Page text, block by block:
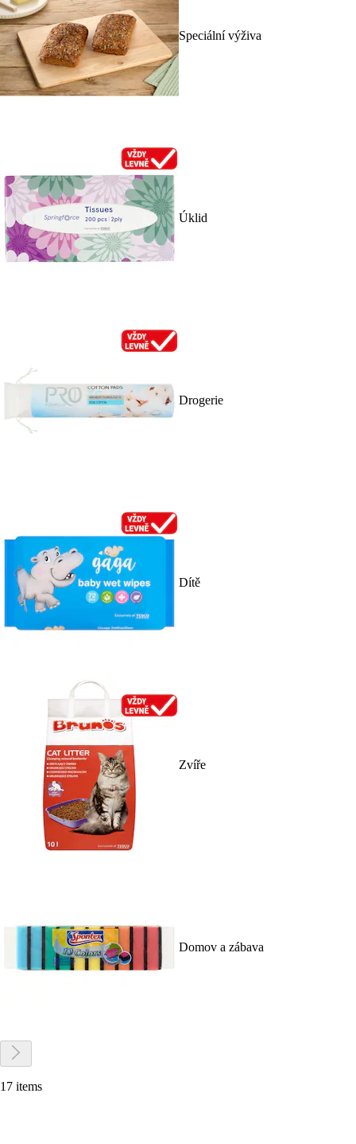
Speciální výživa
Úklid
Drogerie
Dítě
Zvíře
Domov a zábava
17 items